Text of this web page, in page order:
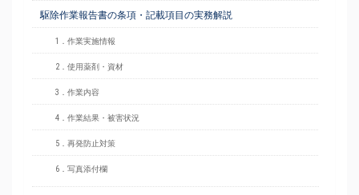
駆除作業報告書の条項・記載項目の実務解説
1．作業実施情報
2．使用薬剤・資材
3．作業内容
4．作業結果・被害状況
5．再発防止対策
6．写真添付欄